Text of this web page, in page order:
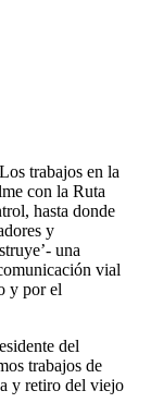
Los trabajos en la
con la Ruta
hasta donde
y
una
vial
y por el
del
trabajos de
y retiro del viejo